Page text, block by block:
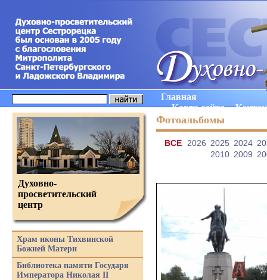
Главная
Карта сайта
Фотоальбомы
ВCE 2026 2025 2024
2010 2009
Духовно-
просветительский
центр
Храм иконы Тихвинской
Божией Матери
Библиотека памяти Государя
Императора Николая II